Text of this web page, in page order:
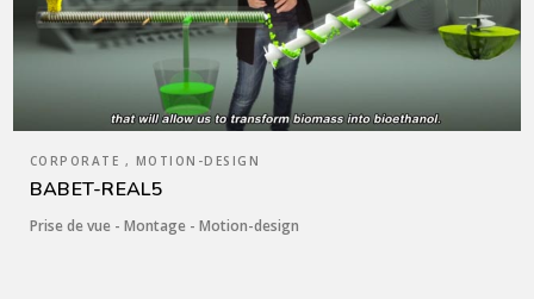
CORPORATE , MOTION-DESIGN
BABET-REAL5
Prise de vue - Montage - Motion-design